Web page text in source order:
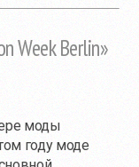
Week Berlin»
моды
году моде